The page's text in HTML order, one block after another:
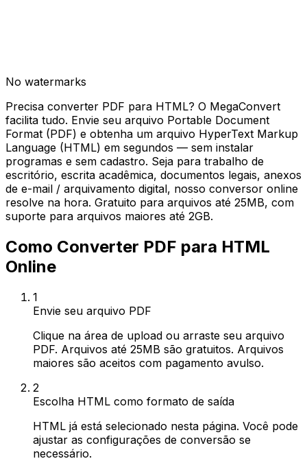
No watermarks
Precisa converter PDF para HTML? O MegaConvert
facilita tudo. Envie seu arquivo Portable Document
Format (PDF) e obtenha um arquivo HyperText Markup
Language (HTML) em segundos — sem instalar
programas e sem cadastro. Seja para trabalho de
escritório, escrita acadêmica, documentos legais, anexos
de e-mail / arquivamento digital, nosso conversor online
resolve na hora. Gratuito para arquivos até 25MB, com
suporte para arquivos maiores até 2GB.
Como Converter PDF para HTML
Online
1
Envie seu arquivo PDF
Clique na área de upload ou arraste seu arquivo
PDF. Arquivos até 25MB são gratuitos. Arquivos
maiores são aceitos com pagamento avulso.
2
Escolha HTML como formato de saída
HTML já está selecionado nesta página. Você pode
ajustar as configurações de conversão se
necessário.